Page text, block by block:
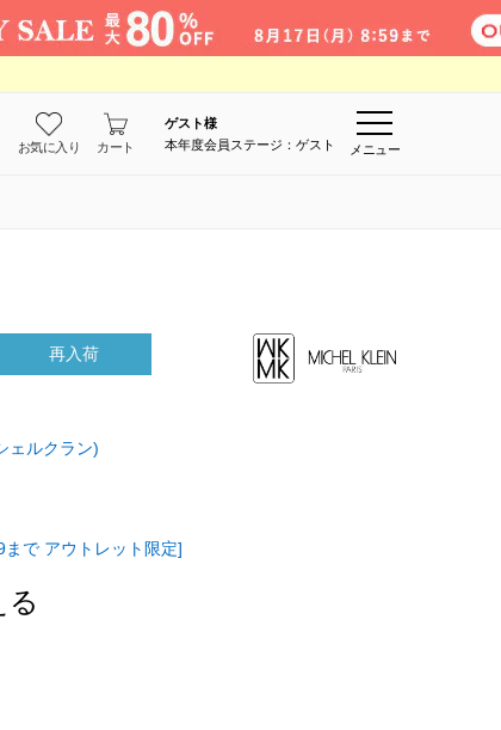
お気に入り カート
ゲスト様
本年度会員ステージ：ゲスト
メニュー
再入荷
ェルクラン)
で アウトレット限定]